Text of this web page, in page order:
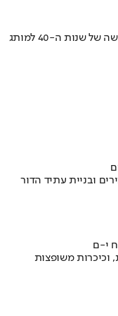
איך אסם הפכה את תקופת הצנע והמחסור הקשה של שנות ה-40 למותג
ובניית עתיד הדור
י-ם
וכיכרות משופצות